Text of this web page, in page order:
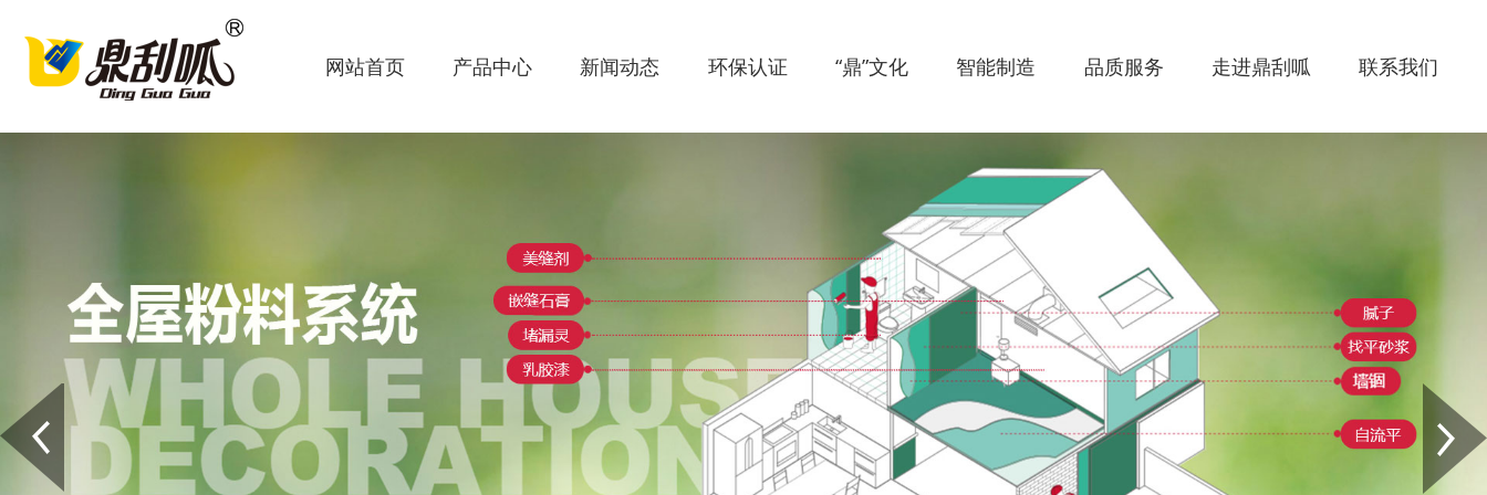
网站首页 产品中心 新闻动态 环保认证 “鼎”文化 智能制造 品质服务 走进鼎刮呱 联系我们
Next